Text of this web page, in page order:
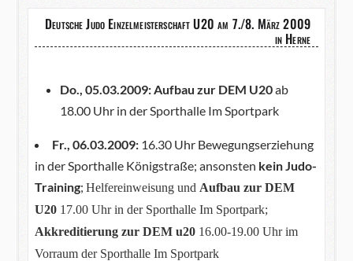
Deutsche Judo Einzelmeisterschaft U20 am 7./8. März 2009
in Herne
Do., 05.03.2009: Aufbau zur DEM U20ab
18.00 Uhr in der Sporthalle Im Sportpark
Fr., 06.03.2009:16.30 Uhr Bewegungserziehung
in der Sporthalle Königstraße; ansonsten kein Judo-
Training; Helfereinweisung und Aufbau zur DEM
U2017.00 Uhr in der Sporthalle Im Sportpark;
Akkreditierung zur DEM u20 16.00-19.00 Uhr im
Vorraum der Sporthalle Im Sportpark